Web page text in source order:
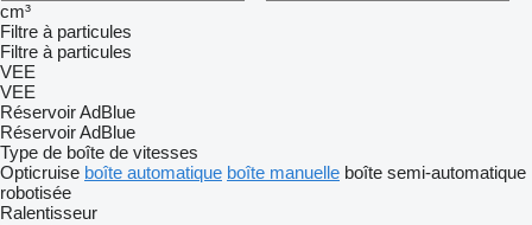
cm³
Filtre à particules
Filtre à particules
VEE
VEE
Réservoir AdBlue
Réservoir AdBlue
Type de boîte de vitesses
Opticruise boîte automatique boîte manuelle boîte semi-automatique
robotisée
Ralentisseur